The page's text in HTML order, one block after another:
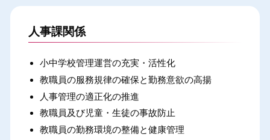
人事課関係
小中学校管理運営の充実・活性化
教職員の服務規律の確保と勤務意欲の高揚
人事管理の適正化の推進
教職員及び児童・生徒の事故防止
教職員の勤務環境の整備と健康管理